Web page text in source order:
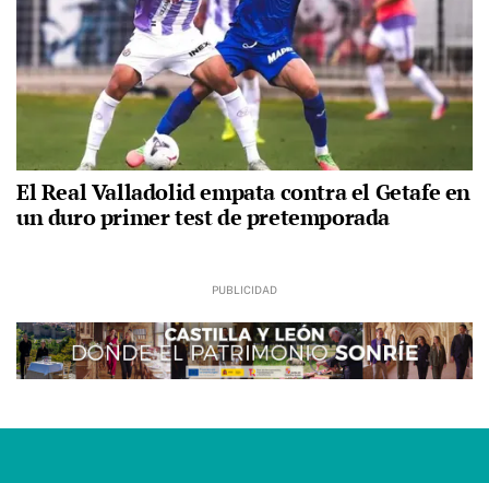
El Real Valladolid empata contra el Getafe en
un duro primer test de pretemporada